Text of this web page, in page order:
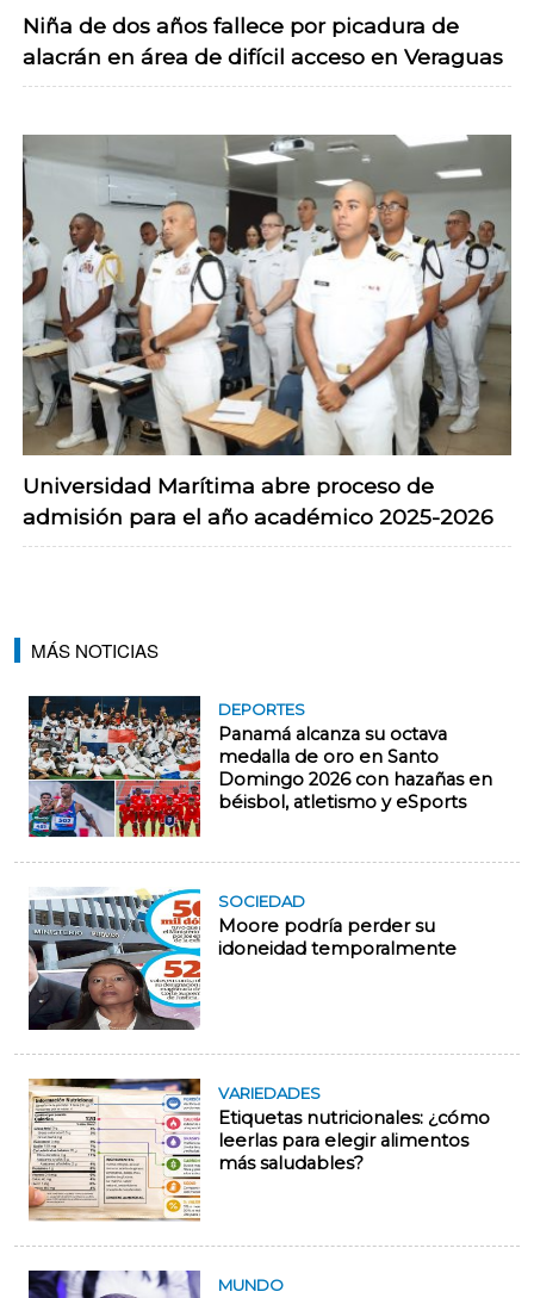
Niña de dos años fallece por picadura de
alacrán en área de difícil acceso en Veraguas
Universidad Marítima abre proceso de
admisión para el año académico 2025-2026
MÁS NOTICIAS
DEPORTES
Panamá alcanza su octava
medalla de oro en Santo
Domingo 2026 con hazañas en
béisbol, atletismo y eSports
SOCIEDAD
Moore podría perder su
idoneidad temporalmente
VARIEDADES
Etiquetas nutricionales: ¿cómo
leerlas para elegir alimentos
más saludables?
MUNDO